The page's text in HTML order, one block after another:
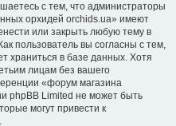
с тем, что администраторы
орхидей orchids.ua» имеют
или закрыть любую тему в
пользователь вы согласны с тем,
храниться в базе данных. Хотя
лицам без вашего
«форум магазина
phpBB Limited не может быть
могут привести к